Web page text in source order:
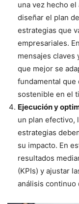
una vez hecho
diseñar el plan
estrategias que
empresariales.
mensajes claves
que mejor se
fundamental que
sostenible en el
Ejecución y
un plan efectivo,
estrategias
su impacto. En
resultados
(KPIs) y ajustar
análisis continuo